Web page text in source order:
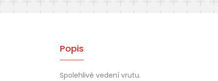
Popis
Spolehlivé vedení vrutu.